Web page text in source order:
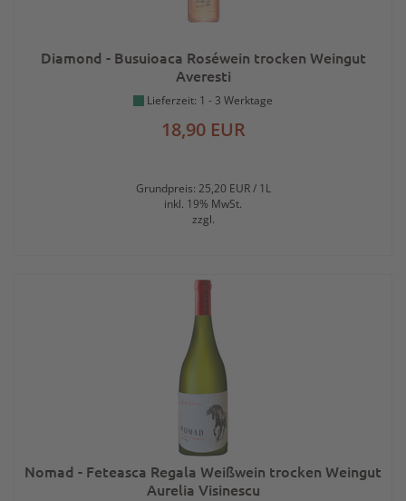
Diamond - Busuioaca Roséwein trocken Weingut
Averesti
Lieferzeit: 1 - 3 Werktage
18,90 EUR
Grundpreis: 25,20 EUR / 1L
inkl. 19% MwSt.
zzgl.
Nomad - Feteasca Regala Weißwein trocken Weingut
Aurelia Visinescu